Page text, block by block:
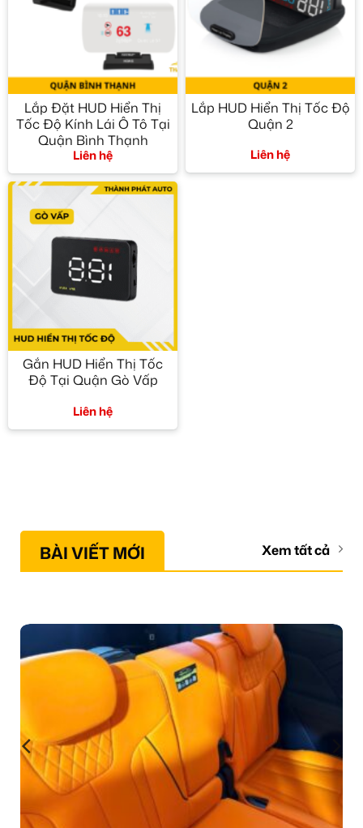
Lắp Đặt HUD Hiển Thị
Tốc Độ Kính Lái Ô Tô Tại
Quận Bình Thạnh
Liên hệ
Lắp HUD Hiển Thị Tốc Độ
Quận 2
Liên hệ
Gắn HUD Hiển Thị Tốc
Độ Tại Quận Gò Vấp
Liên hệ
BÀI VIẾT MỚI Xem tất cả